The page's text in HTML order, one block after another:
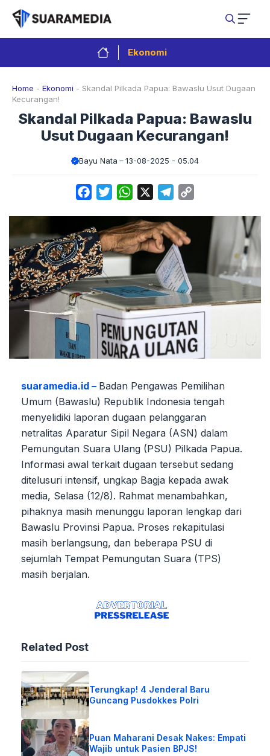
Langsung
isi
Ekonomi
Home - Ekonomi - Skandal Pilkada Papua: Bawaslu Usut Dugaan
Kecurangan!
Skandal Pilkada Papua: Bawaslu
Usut Dugaan Kecurangan!
Bayu Nata 13-08-2025 - 05.04
FacebookTwitterWhatsApp Telegram
suaramedia.id – Badan Pengawas Pemilihan
Umum (Bawaslu) Republik Indonesia tengah
menyelidiki laporan dugaan pelanggaran
netralitas Aparatur Sipil Negara (ASN) dalam
Pemungutan Suara Ulang (PSU) Pilkada Papua.
Informasi awal terkait dugaan tersebut sedang
ditelusuri intensif, ungkap Bagja kepada awak
media, Selasa (12/8). Rahmat menambahkan,
pihaknya masih menunggu laporan lengkap dari
Bawaslu Provinsi Papua. Proses rekapitulasi
masih berlangsung, dan beberapa PSU di
sejumlah Tempat Pemungutan Suara (TPS)
masih berjalan.
Related Post
Terungkap! 4 Jenderal Baru
Guncang Pusdokkes Polri
Puan Maharani Desak Nakes: Empati
Wajib untuk Pasien BPJS!